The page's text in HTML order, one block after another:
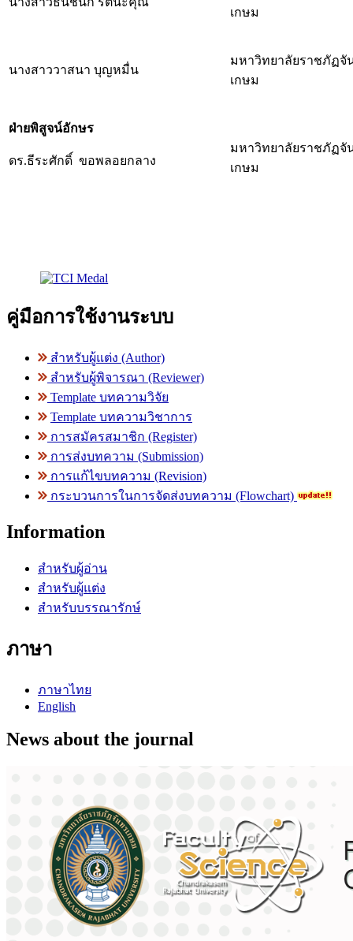
เกษม
นางสาววาสนา บุญหมื่น
มหาวิทยาลัยราชภัฏจั
เกษม
ฝ่ายพิสูจน์อักษร
ดร.ธีระศักดิ์ ขอพลอยกลาง
มหาวิทยาลัยราชภัฏจั
เกษม
คู่มือการใช้งานระบบ
สำหรับผู้แต่ง (Author)
สำหรับผู้พิจารณา (Reviewer)
Template บทความวิจัย
Template บทความวิชาการ
การสมัครสมาชิก (Register)
การส่งบทความ (Submission)
การแก้ไขบทความ (Revision)
กระบวนการในการจัดส่งบทความ (Flowchart)
Information
สำหรับผู้อ่าน
สำหรับผู้แต่ง
สำหรับบรรณารักษ์
ภาษา
ภาษาไทย
English
News about the journal